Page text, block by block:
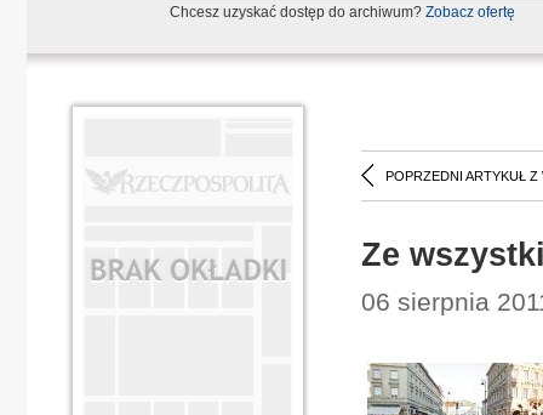
Chcesz uzyskać dostęp do archiwum? Zobacz ofertę
POPRZEDNI ARTYKUŁ Z
Ze
06 sierpnia